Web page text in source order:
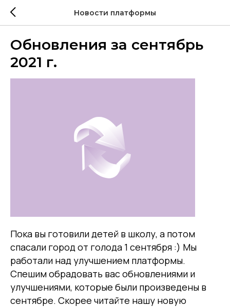
Новости платформы
Обновления за сентябрь
2021 г.
Пока вы готовили детей в школу, а потом
спасали город от голода 1 сентября :) Мы
работали над улучшением платформы.
Спешим обрадовать вас обновлениями и
улучшениями, которые были произведены в
сентябре. Скорее читайте нашу новую